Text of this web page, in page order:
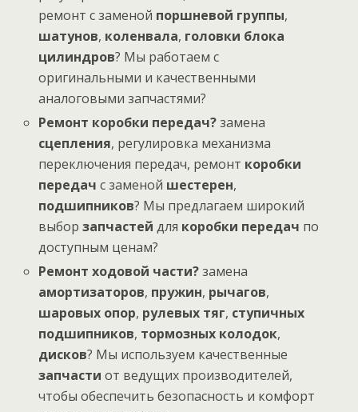
ремонт с заменой поршневой группы,
шатунов, коленвала, головки блока
цилиндров? Мы работаем с
оригинальными и качественными
аналоговыми запчастями?
Ремонт коробки передач?замена
сцепления, регулировка механизма
переключения передач, ремонт коробки
передач с заменой шестерен,
подшипников? Мы предлагаем широкий
выборзапчастей для коробки передач по
доступным ценам?
Ремонт ходовой части?замена
амортизаторов, пружин, рычагов,
шаровых опор, рулевых тяг, ступичных
подшипников, тормозных колодок,
дисков? Мы используем качественные
запчасти от ведущих производителей,
чтобы обеспечить безопасность и комфорт